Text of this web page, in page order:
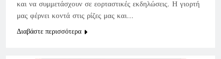
και να συμμετάσχουν σε εορταστικές εκδηλώσεις. Η γιορτή
μας φέρνει κοντά στις ρίζες μας και…
Διαβάστε περισσότερα